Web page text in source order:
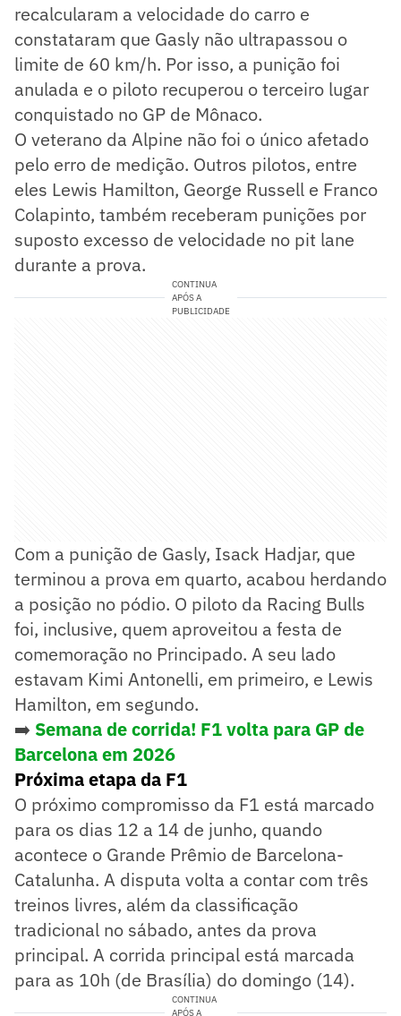
recalcularam a velocidade do carro e
constataram que Gasly não ultrapassou o
limite de 60 km/h. Por isso, a punição foi
anulada e o piloto recuperou o terceiro lugar
conquistado no GP de Mônaco.
O veterano da Alpine não foi o único afetado
pelo erro de medição. Outros pilotos, entre
eles Lewis Hamilton, George Russell e Franco
Colapinto, também receberam punições por
suposto excesso de velocidade no pit lane
durante a prova.
CONTINUA
APÓS A
PUBLICIDADE
Com a punição de Gasly, Isack Hadjar, que
terminou a prova em quarto, acabou herdando
a posição no pódio. O piloto da Racing Bulls
foi, inclusive, quem aproveitou a festa de
comemoração no Principado. A seu lado
estavam Kimi Antonelli, em primeiro, e Lewis
Hamilton, em segundo.
➡️ Semana de corrida! F1 volta para GP de
Barcelona em 2026
Próxima etapa da F1
O próximo compromisso da F1 está marcado
para os dias 12 a 14 de junho, quando
acontece o Grande Prêmio de Barcelona-
Catalunha. A disputa volta a contar com três
treinos livres, além da classificação
tradicional no sábado, antes da prova
principal. A corrida principal está marcada
para as 10h (de Brasília) do domingo (14).
CONTINUA
APÓS A